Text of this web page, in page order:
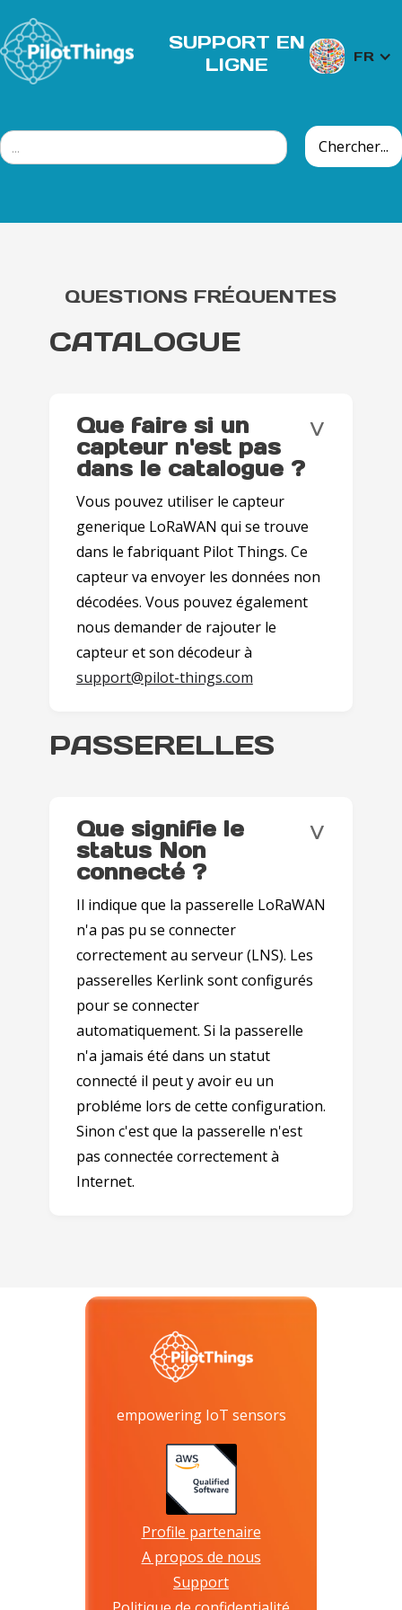
SUPPORT EN
LIGNE
FR
QUESTIONS FRÉQUENTES
CATALOGUE
Que faire si un
capteur n'est pas
dans le catalogue ?
˅
Vous pouvez utiliser le capteur
generique LoRaWAN qui se trouve
dans le fabriquant Pilot Things. Ce
capteur va envoyer les données non
décodées. Vous pouvez également
nous demander de rajouter le
capteur et son décodeur à
support@pilot-things.com
PASSERELLES
Que signifie le
status Non
connecté ?
˅
Il indique que la passerelle LoRaWAN
n'a pas pu se connecter
correctement au serveur (LNS). Les
passerelles Kerlink sont configurés
pour se connecter
automatiquement. Si la passerelle
n'a jamais été dans un statut
connecté il peut y avoir eu un
probléme lors de cette configuration.
Sinon c'est que la passerelle n'est
pas connectée correctement à
Internet.
empowering IoT sensors
Profile partenaire
A propos de nous
Support